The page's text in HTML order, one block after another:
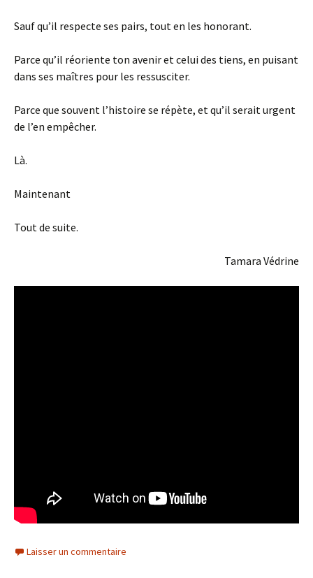
Sauf qu’il respecte ses pairs, tout en les honorant.
Parce qu’il réoriente ton avenir et celui des tiens, en puisant
dans ses maîtres pour les ressusciter.
Parce que souvent l’histoire se répète, et qu’il serait urgent
de l’en empêcher.
Là.
Maintenant
Tout de suite.
Tamara Védrine
Laisser un commentaire